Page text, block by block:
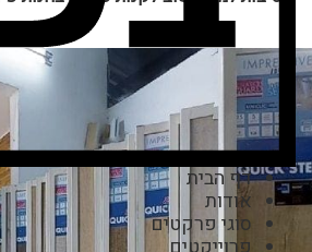
דף הבית
אודות
סוגי פרקטים